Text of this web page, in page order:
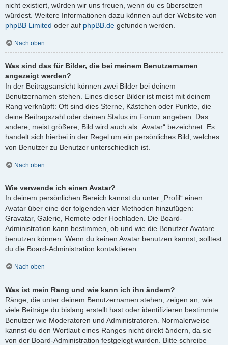
nicht existiert, würden wir uns freuen, wenn du es übersetzen
würdest. Weitere Informationen dazu können auf der Website von
phpBB Limited oder auf phpBB.de gefunden werden.
Nach oben
Was sind das für Bilder, die bei meinem Benutzernamen
angezeigt werden?
In der Beitragsansicht können zwei Bilder bei deinem
Benutzernamen stehen. Eines dieser Bilder ist meist mit deinem
Rang verknüpft: Oft sind dies Sterne, Kästchen oder Punkte, die
deine Beitragszahl oder deinen Status im Forum angeben. Das
andere, meist größere, Bild wird auch als „Avatar“ bezeichnet. Es
handelt sich hierbei in der Regel um ein persönliches Bild, welches
von Benutzer zu Benutzer unterschiedlich ist.
Nach oben
Wie verwende ich einen Avatar?
In deinem persönlichen Bereich kannst du unter „Profil“ einen
Avatar über eine der folgenden vier Methoden hinzufügen:
Gravatar, Galerie, Remote oder Hochladen. Die Board-
Administration kann bestimmen, ob und wie die Benutzer Avatare
benutzen können. Wenn du keinen Avatar benutzen kannst, solltest
du die Board-Administration kontaktieren.
Nach oben
Was ist mein Rang und wie kann ich ihn ändern?
Ränge, die unter deinem Benutzernamen stehen, zeigen an, wie
viele Beiträge du bislang erstellt hast oder identifizieren bestimmte
Benutzer wie Moderatoren und Administratoren. Normalerweise
kannst du den Wortlaut eines Ranges nicht direkt ändern, da sie
von der Board-Administration festgelegt wurden. Bitte schreibe